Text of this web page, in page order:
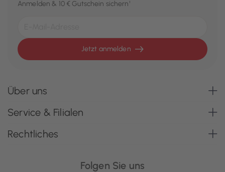
Anmelden & 10 € Gutschein sichern¹
Jetzt anmelden
Über uns
Service & Filialen
Rechtliches
Folgen Sie uns